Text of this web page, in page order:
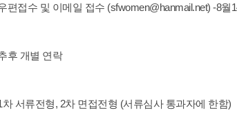
편접수 및 이메일 접수 (sfwomen@hanmail.net) -8월
후 개별 연락
차 서류전형, 2차 면접전형 (서류심사 통과자에 한함)